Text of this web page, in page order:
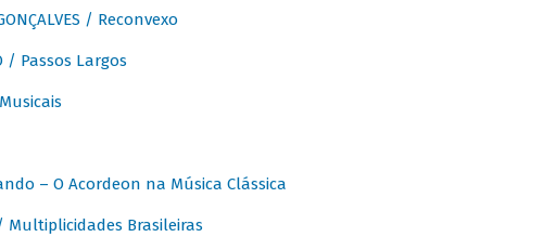
/ Reconvexo
/ Passos Largos
– O Acordeon na Música Clássica
/ Multiplicidades Brasileiras